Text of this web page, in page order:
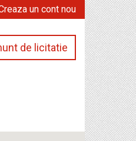
un cont nou
de licitatie